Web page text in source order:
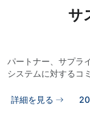
サ
パートナー、サプラ
システムに対するコ
詳細を見る